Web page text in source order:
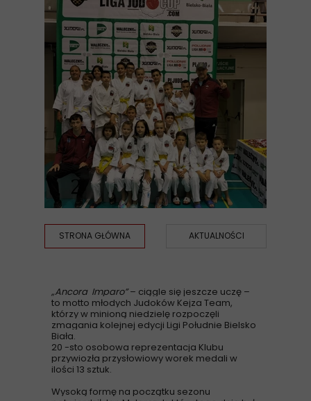
STRONA GŁÓWNA AKTUALNOŚCI
„Ancora Imparo”– ciągle się jeszcze uczę –
to motto młodych Judoków Kejza Team,
którzy w minioną niedzielę rozpoczęli
zmagania kolejnej edycji Ligi Południe Bielsko
Biała.
20 -sto osobowa reprezentacja Klubu
przywiozła przysłowiowy worek medali w
ilości 13 sztuk.
Wysoką formę na początku sezonu